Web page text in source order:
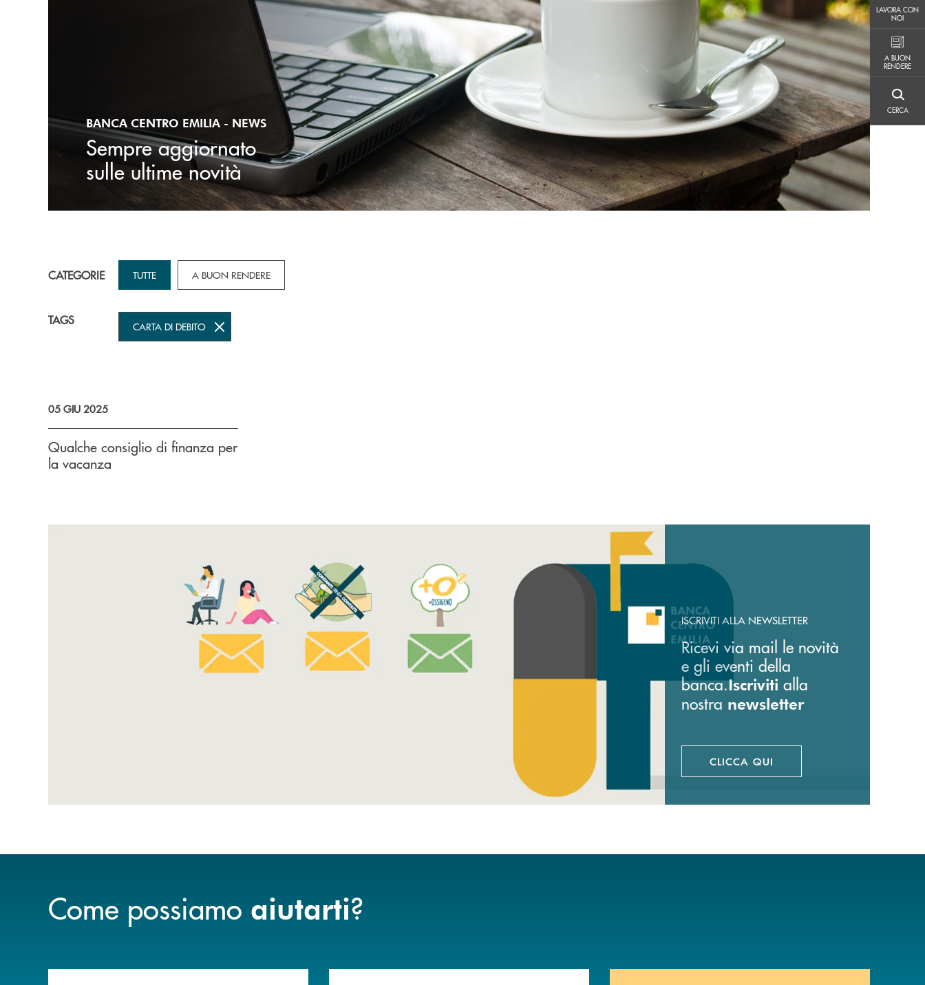
LAVORA CON
NOI
LAVORA CON NOI
A BUON
RENDERE
A BUON RENDERE
CERCA
CERCA
BANCA CENTRO EMILIA - NEWS
Sempre aggiornato
sulle ultime novità
CATEGORIE TUTTE A BUON RENDERE
TAGS CARTA DI DEBITO
05 GIU 2025
Qualche consiglio di finanza per
la vacanza
ISCRIVITI ALLA NEWSLETTER
Ricevi via mail le novità
e gli eventi della
banca.Iscriviti alla
nostra newsletter
CLICCA QUI
Come possiamo aiutarti?